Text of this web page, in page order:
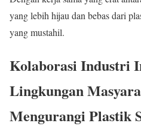
yang lebih hijau dan bebas dari
yang mustahil.
Kolaborasi Industri
Lingkungan
Mengurangi Plastik